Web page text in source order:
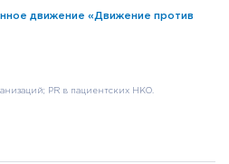
движение «Движение против
PR в пациентских НКО.